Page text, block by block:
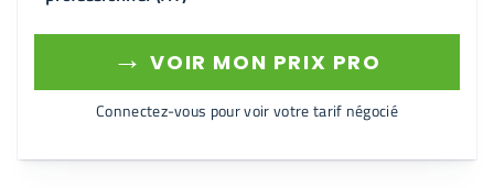
→ VOIR MON PRIX PRO
Connectez-vous pour voir votre tarif négocié